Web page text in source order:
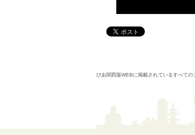
ぴあ関西版WEBに掲載されているすべての